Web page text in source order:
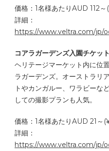
価格：1名様あたりAUD 112～
詳細：
https://www.veltra.com/jp/
コアラガーデンズ入園チケット
ヘリテージマーケット内に位
ラガーデンズ。オーストラリ
トやカンガルー、ワラビーな
しての撮影プランも人気。
価格：1名様あたりAUD 21～
詳細：
https://www.veltra.com/jp/